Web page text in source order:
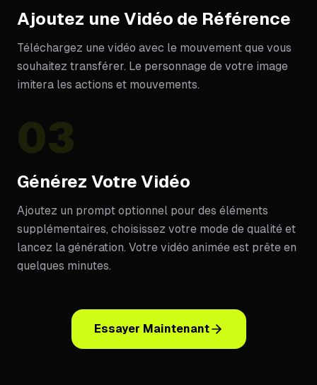
Ajoutez une Vidéo de Référence
Téléchargez une vidéo avec le mouvement que vous
souhaitez transférer. Le personnage de votre image
imitera les actions et mouvements.
03
Générez Votre Vidéo
Ajoutez un prompt optionnel pour des éléments
supplémentaires, choisissez votre mode de qualité et
lancez la génération. Votre vidéo animée est prête en
quelques minutes.
Essayer Maintenant